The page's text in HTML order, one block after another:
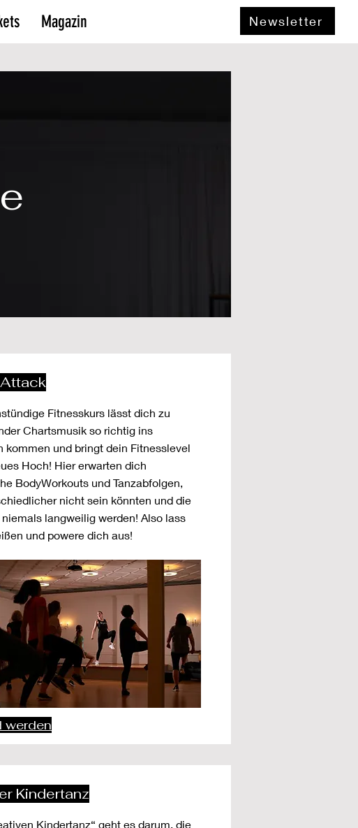
Magazin Newsletter
Fitnesskurs lässt dich zu
Chartsmusik so richtig ins
kommen und bringt dein Fitnesslevel
Hoch! Hier erwarten dich
BodyWorkouts und Tanzabfolgen,
nicht sein könnten und die
langweilig werden! Also lass
und powere dich aus!
werden
Kindertanz
Kindertanz“ geht es darum, die